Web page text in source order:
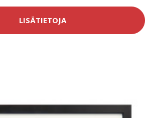
LISÄTIETOJA